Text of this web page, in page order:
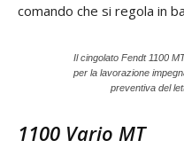
comando che si regola in
Il cingolato Fendt 1100
per la lavorazione
preventiva del
1100 Vario MT